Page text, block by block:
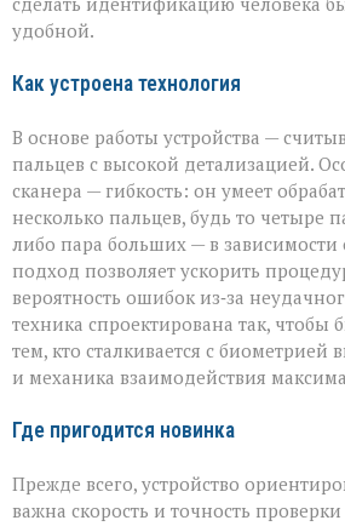
удобной.
Как устроена технология
В основе работы устройства —
пальцев с высокой детализацией.
сканера — гибкость: он умеет
несколько пальцев, будь то четыре
либо пара больших — в зависимости
подход позволяет ускорить
вероятность ошибок из‑за
техника спроектирована так, чтобы
тем, кто сталкивается с биометрией
и механика взаимодействия
Где пригодится новинка
Прежде всего, устройство
важна скорость и точность